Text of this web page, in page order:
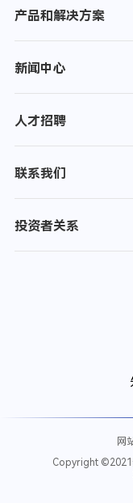
产品和解决方案
新闻中心
人才招聘
联系我们
投资者关系
网
Copyright ©2021